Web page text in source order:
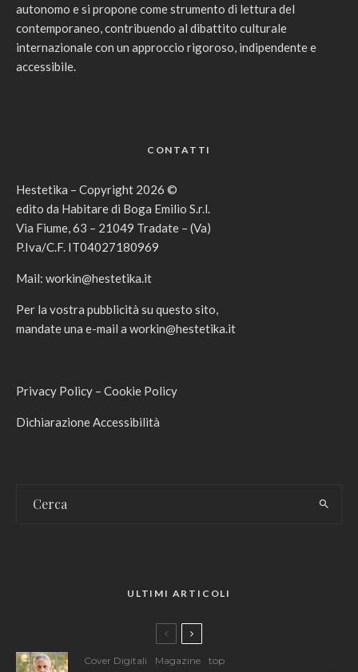
autonomo e si propone come strumento di lettura del
contemporaneo, contribuendo al dibattito culturale
internazionale con un approccio rigoroso, indipendente e
accessibile.
CONTATTI
Hestetika – Copyright 2026 ©
edito da Habitare di Boga Emilio S.r.l.
Via Fiume, 63 – 21049 Tradate – (Va)
P.Iva/C.F. IT04027180969
Mail: workin@hestetika.it
Per la vostra pubblicità su questo sito,
mandate una e-mail a workin@hestetika.it
Privacy Policy – Cookie Policy
Dichiarazione Accessibilità
ULTIMI ARTICOLI
Cover Digitali Magazine top